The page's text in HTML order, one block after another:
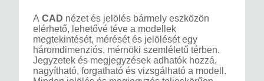
A CAD nézet és jelölés bármely eszközön
elérhető, lehetővé téve a modellek
megtekintését, mérését és jelölését egy
háromdimenziós, mérnöki szemléletű térben.
Jegyzetek és megjegyzések adhatók hozzá,
nagyítható, forgatható és vizsgálható a modell.